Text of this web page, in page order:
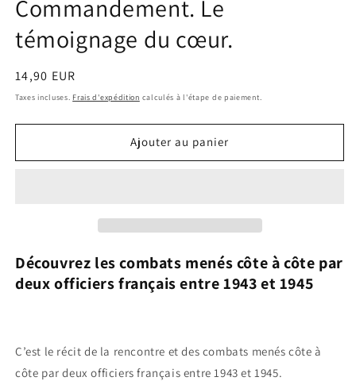
Commandement. Le
témoignage du cœur.
Prix
habituel
14,90 EUR
Taxes incluses. Frais d'expédition calculés à l'étape de paiement.
Ajouter au panier
Découvrez lescombats menés côte à côte par
deux officiers français entre 1943 et 1945
C’est le récit de la rencontre et des combats menés côte à
côte par deux officiers français entre 1943 et 1945.